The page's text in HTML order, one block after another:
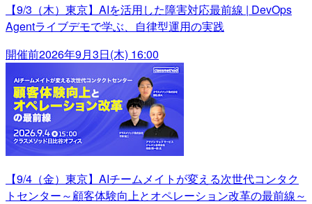
【9/3（木）東京】AIを活用した障害対応最前線 | DevOps
Agentライブデモで学ぶ、自律型運用の実践
開催前2026年9月3日(木) 16:00
【9/4（金）東京】AIチームメイトが変える次世代コンタク
トセンター～顧客体験向上とオペレーション改革の最前線～